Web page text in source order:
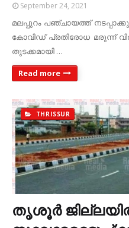
September 24, 2021
മലപ്പുറം പഞ്ചായത്ത്
കോവിഡ് പ്രതിരോധ മരുന്ന്
തുടക്കമായി …
Read more
THRISSUR
തൃശൂർ